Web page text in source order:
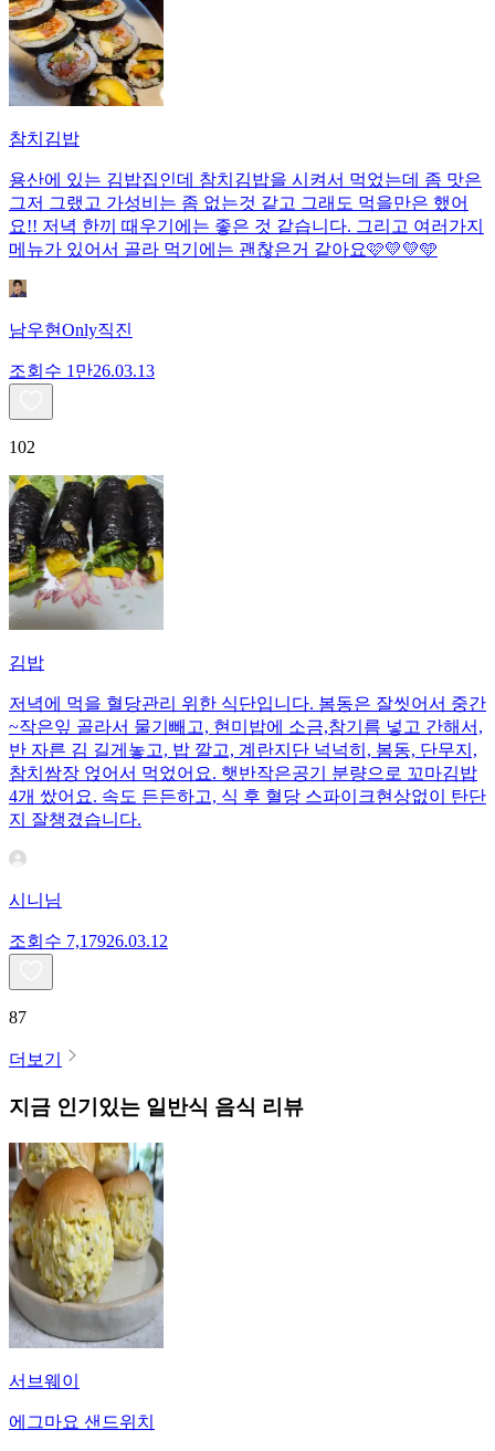
참치김밥
용산에 있는 김밥집인데 참치김밥을 시켜서 먹었는데 좀 맛은
그저 그랬고 가성비는 좀 없는것 같고 그래도 먹을만은 했어
요!! 저녁 한끼 때우기에는 좋은 것 같습니다. 그리고 여러가지
메뉴가 있어서 골라 먹기에는 괜찮은거 같아요🩷💛💛🩵
남우현Only직진
조회수 1만26.03.13
102
김밥
저녁에 먹을 혈당관리 위한 식단입니다. 봄동은 잘씻어서 중간
~작은잎 골라서 물기빼고, 현미밥에 소금,참기름 넣고 간해서,
반 자른 김 길게놓고, 밥 깔고, 계란지단 넉넉히, 봄동, 단무지,
참치쌈장 얹어서 먹었어요. 햇반작은공기 분량으로 꼬마김밥
4개 쌌어요. 속도 든든하고, 식 후 혈당 스파이크현상없이 탄단
지 잘챙겼습니다.
시니님
조회수 7,17926.03.12
87
더보기
지금 인기있는 일반식 음식 리뷰
서브웨이
에그마요 샌드위치